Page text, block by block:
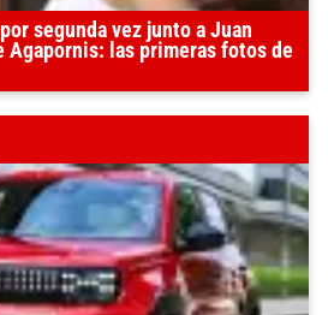
segunda vez junto a Juan
Agapornis: las primeras fotos de